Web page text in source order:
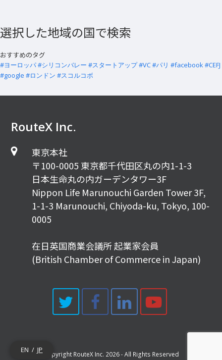
選択した地域の国で検索
おすすめのタグ
#ヨーロッパ#シリコンバレー #スタートアップ#VC#パリ #facebook#CEFJ
#google #ロンドン #スコルコボ
RouteX Inc.
東京本社
〒100-0005 東京都千代田区丸の内1-1-3
日本生命丸の内ガーデンタワー3F
Nippon Life Marunouchi Garden Tower 3F,
1-1-3 Marunouchi, Chiyoda-ku, Tokyo, 100-
0005
在日英国商業会議所 起業家会員
(British Chamber of Commerce in Japan)
Twitter
Facebook
LinkedIn
Copyright RouteX Inc. 2026 - All Rights Reserved
EN JP